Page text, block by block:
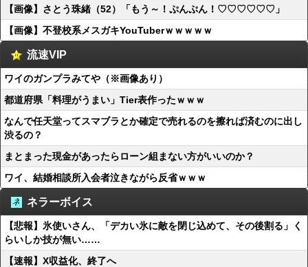
【画像】さとう珠緒（52）「もう～！ぷんぷん！♡♡♡♡♡♡」
【画像】不登校系メスガキYouTuberｗｗｗｗｗ
流速VIP
ワイのガンプラみてや（※画像あり）
都道府県「料理がうまい」Tier表作ったｗｗｗ
なんで任天堂ってスマブラとか確定で売れるのを擦れば済むのに出し
渋るの？
まとまった現金があったらローン組まない方がいいのか？
ワイ、結婚相談所入会者泣きながら反省ｗｗｗ
ネラーボイス
【悲報】氷使いさん、「デカい氷に敵を閉じ込めて、その後割る」く
らいしか技が無い……
【速報】X収益化、終了へ